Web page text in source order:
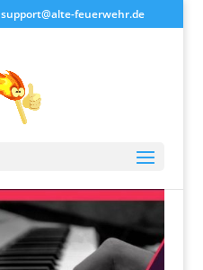
support@alte-feuerwehr.de